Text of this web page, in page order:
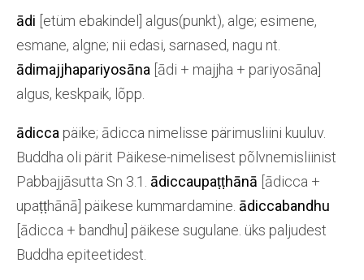
ādi [etüm ebakindel] algus(punkt), alge; esimene,
esmane, algne; nii edasi, sarnased, nagu nt.
ādimajjhapariyosāna [ādi + majjha + pariyosāna]
algus, keskpaik, lõpp.
ādicca päike; ādicca nimelisse pärimusliini kuuluv.
Buddha oli pärit Päikese-nimelisest põlvnemisliinist
Pabbajjāsutta Sn 3.1. ādiccaupaṭṭhānā [ādicca +
upaṭṭhānā] päikese kummardamine. ādiccabandhu
[ādicca + bandhu] päikese sugulane. üks paljudest
Buddha epiteetidest.